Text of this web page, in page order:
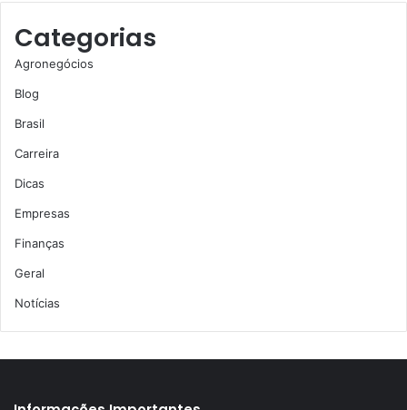
Categorias
Agronegócios
Blog
Brasil
Carreira
Dicas
Empresas
Finanças
Geral
Notícias